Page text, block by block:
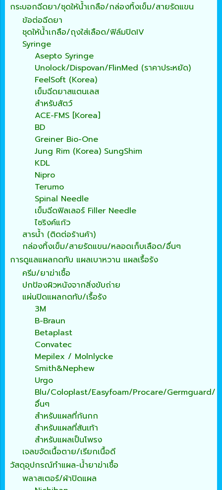
กระบอกฉีดยา/ชุดให้น้ำเกลือ/กล่องทิ้งเข็ม/สายรัดแขน
ข้อต่อฉีดยา
ชุดให้น้ำเกลือ/ถุงใส่เลือด/ฟิล์มปิดIV
Syringe
Asepto Syringe
Unolock/Dispovan/FlinMed (ราคาประหยัด)
FeelSoft (Korea)
เข็มฉีดยาสแตนเลส
สำหรับสัตว์
ACE-FMS [Korea]
BD
Greiner Bio-One
Jung Rim (Korea) SungShim
KDL
Nipro
Terumo
Spinal Needle
เข็มฉีดฟิลเลอร์ Filler Needle
ไซริงค์แก้ว
สารน้ำ (ติดต่อร้านค้า)
กล่องทิ้งเข็ม/สายรัดแขน/หลอดเก็บเลือด/อื่นๆ
การดูแลแผลกดทับ แผลเบาหวาน แผลเรื้อรัง
ครีม/ยาฆ่าเชื้อ
ปกป้องผิวหนังจากสิ่งขับถ่าย
แผ่นปิดแผลกดทับ/เรื้อรัง
3M
B-Braun
Betaplast
Convatec
Mepilex / Molnlycke
Smith&Nephew
Urgo
Blu/Coloplast/Easyfoam/Procare/Germguard/
อื่นๆ
สำหรับแผลที่ก้นกก
สำหรับแผลที่ส้นเท้า
สำหรับแผลเป็นโพรง
เจลขจัดเนื้อตาย/เรียกเนื้อดี
วัสดุอุปกรณ์ทำแผล-น้ำยาฆ่าเชื้อ
พลาสเตอร์/ผ้าปิดแผล